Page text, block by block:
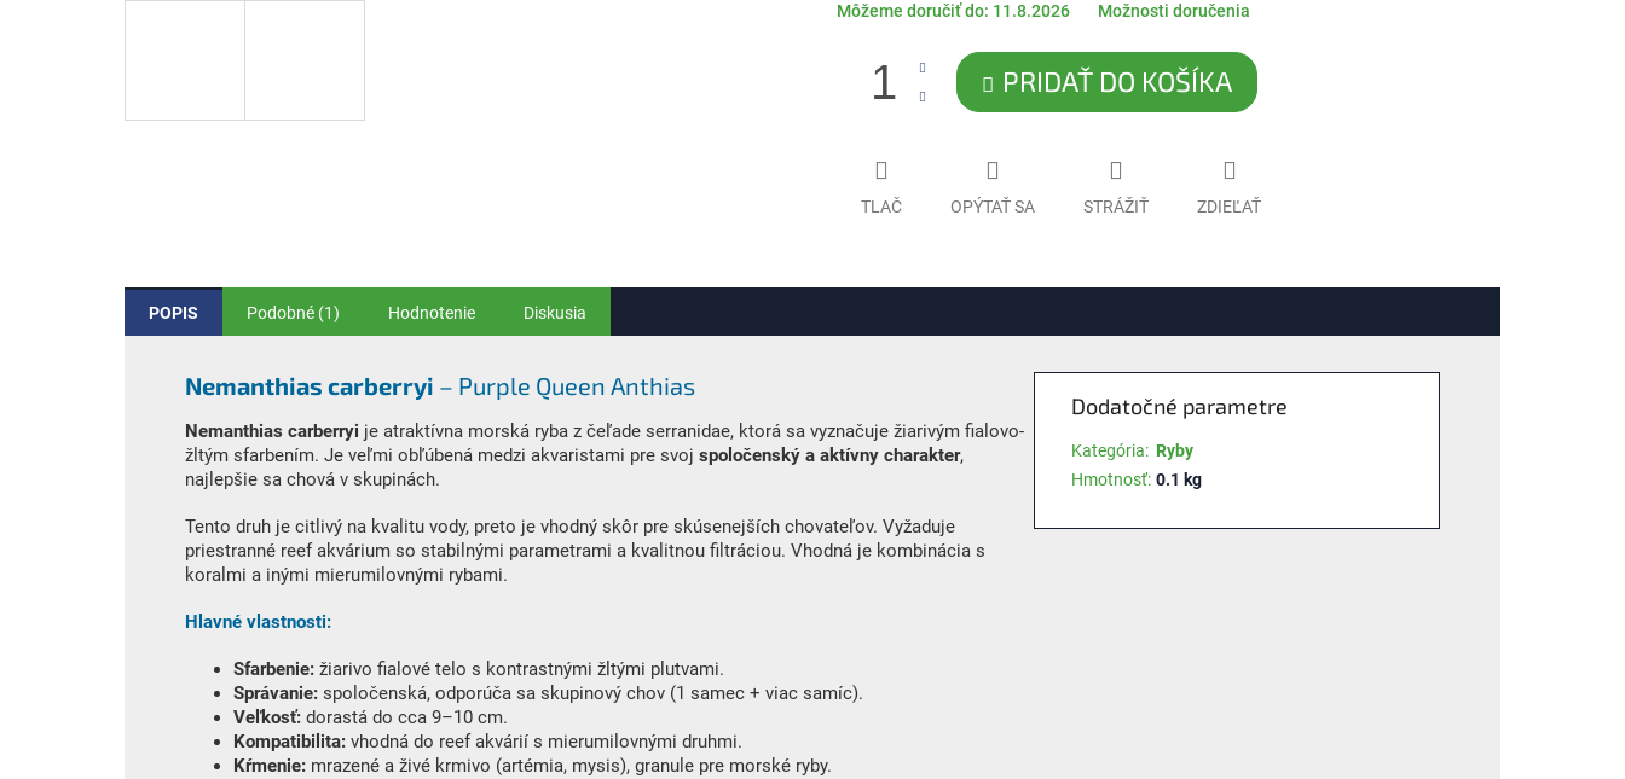
Môžeme doručiť do: 11.8.2026 Možnosti doručenia
PRIDAŤ DO KOŠÍKA
TLAČ OPÝTAŤ SA STRÁŽIŤ ZDIEĽAŤ
POPIS Podobné (1) Hodnotenie Diskusia
Nemanthias carberryi – Purple Queen Anthias
Nemanthias carberryi je atraktívna morská ryba z čeľade serranidae, ktorá sa vyznačuje žiarivým fialovo-
žltým sfarbením. Je veľmi obľúbená medzi akvaristami pre svoj spoločenský a aktívny charakter,
najlepšie sa chová v skupinách.
Tento druh je citlivý na kvalitu vody, preto je vhodný skôr pre skúsenejších chovateľov. Vyžaduje
priestranné reef akvárium so stabilnými parametrami a kvalitnou filtráciou. Vhodná je kombinácia s
koralmi a inými mierumilovnými rybami.
Hlavné vlastnosti:
Sfarbenie: žiarivo fialové telo s kontrastnými žltými plutvami.
Správanie: spoločenská, odporúča sa skupinový chov (1 samec + viac samíc).
Veľkosť: dorastá do cca 9–10 cm.
Kompatibilita: vhodná do reef akvárií s mierumilovnými druhmi.
Kŕmenie: mrazené a živé krmivo (artémia, mysis), granule pre morské ryby.
Dodatočné parametre
Kategória: Ryby
Hmotnosť: 0.1 kg